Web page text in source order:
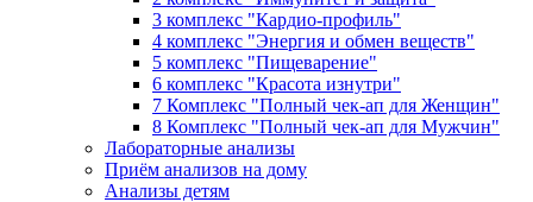
3 комплекс "Кардио-профиль"
4 комплекс "Энергия и обмен веществ"
5 комплекс "Пищеварение"
6 комплекс "Красота изнутри"
7 Комплекс "Полный чек-ап для Женщин"
8 Комплекс "Полный чек-ап для Мужчин"
Лабораторные анализы
Приём анализов на дому
Анализы детям